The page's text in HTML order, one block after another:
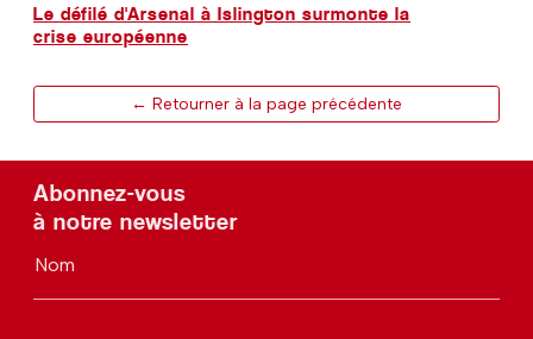
Le défilé d'Arsenal à Islington surmonte la
crise européenne
← Retourner à la page précédente
Abonnez-vous
à notre newsletter
Nom